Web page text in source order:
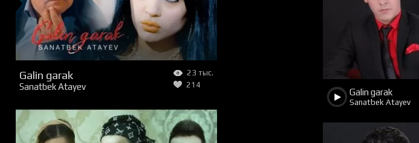
23 тыс.
214
Galin garak
Sanatbek Atayev
2602 995
Galin garak
Sanatbek Atayev